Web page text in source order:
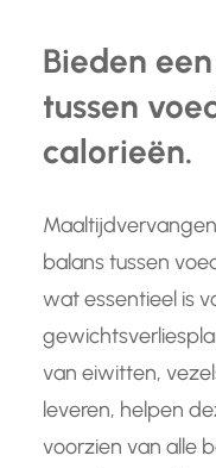
Bieden
tussen
calorieën.
balans tussen
wat essentieel is
van eiwitten,
leveren, helpen
voorzien van alle